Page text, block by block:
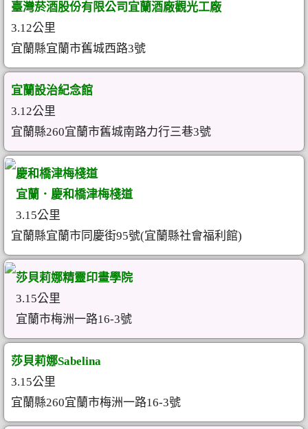
臺灣菸酒股份有限公司宜蘭酒廠觀光工廠
3.12公里
宜蘭縣宜蘭市舊城西路3號
宜蘭設治紀念館
3.12公里
宜蘭縣260宜蘭市舊城南路力行三巷3號
慶和橋津梅棧道
宜蘭．慶和橋津梅棧道
3.15公里
宜蘭縣宜蘭市同慶街95號(宜蘭縣社會福利館)
莎貝莉娜精靈印畫學院
3.15公里
宜蘭市梅洲一路16-3號
莎貝莉娜Sabelina
3.15公里
宜蘭縣260宜蘭市梅洲一路16-3號